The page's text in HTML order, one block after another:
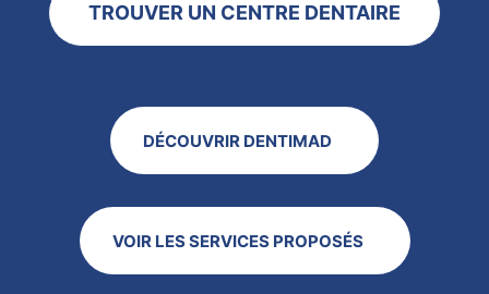
TROUVER UN CENTRE DENTAIRE
DÉCOUVRIR DENTIMAD
VOIR LES SERVICES PROPOSÉS